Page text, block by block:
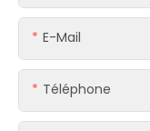
E-Mail
Téléphone